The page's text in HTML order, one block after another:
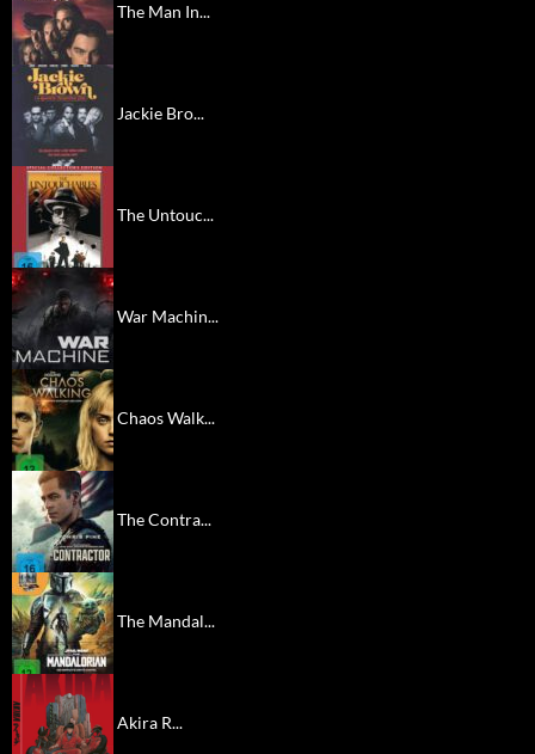
The Man In...
Jackie Bro...
The Untouc...
War Machin...
Chaos Walk...
The Contra...
The Mandal...
Akira R...